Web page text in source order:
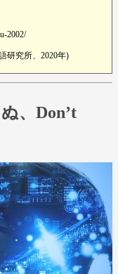
2002/
研究所、2020年)
、Don’t